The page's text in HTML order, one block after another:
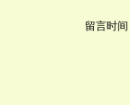
留言时间